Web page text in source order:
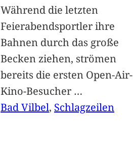
Während die letzten
Feierabendsportler ihre
Bahnen durch das große
Becken ziehen, strömen
bereits die ersten Open-Air-
Kino-Besucher …
Bad Vilbel, Schlagzeilen